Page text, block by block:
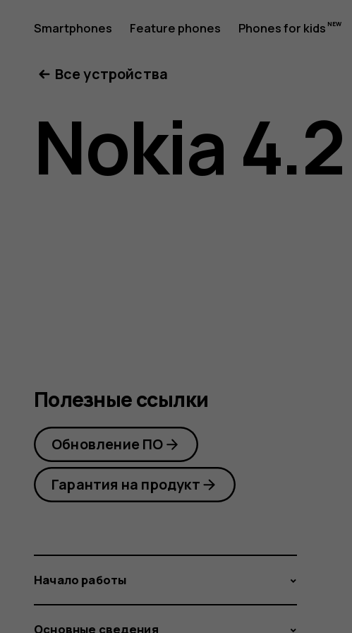
Nokia
4.2
user
Smartphones Feature phones Phones for kids
Все устройства
Nokia 4.2
Полезные ссылки
Обновление ПО
Гарантия на продукт
Начало работы
Основные сведения